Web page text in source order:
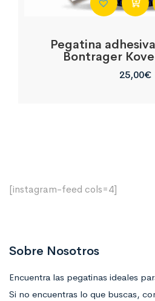
Pegatina
Bontrager
25,00€
[instagram-feed cols=4]
Sobre Nosotros
Encuentra las pegatinas ideales
Si no encuentras lo que buscas,